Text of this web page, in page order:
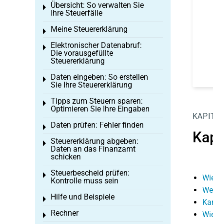
Übersicht: So verwalten Sie
Ihre Steuerfälle
Toggle menu
Meine Steuererklärung
Toggle menu
Elektronischer Datenabruf:
Die vorausgefüllte
Steuererklärung
Toggle menu
Daten eingeben: So erstellen
Sie Ihre Steuererklärung
Toggle menu
Tipps zum Steuern sparen:
Optimieren Sie Ihre Eingaben
Toggle menu
Daten prüfen: Fehler finden
Toggle menu
Steuererklärung abgeben:
Daten an das Finanzamt
schicken
Toggle menu
Steuerbescheid prüfen:
Kontrolle muss sein
Toggle menu
Hilfe und Beispiele
Toggle menu
Rechner
Toggle menu